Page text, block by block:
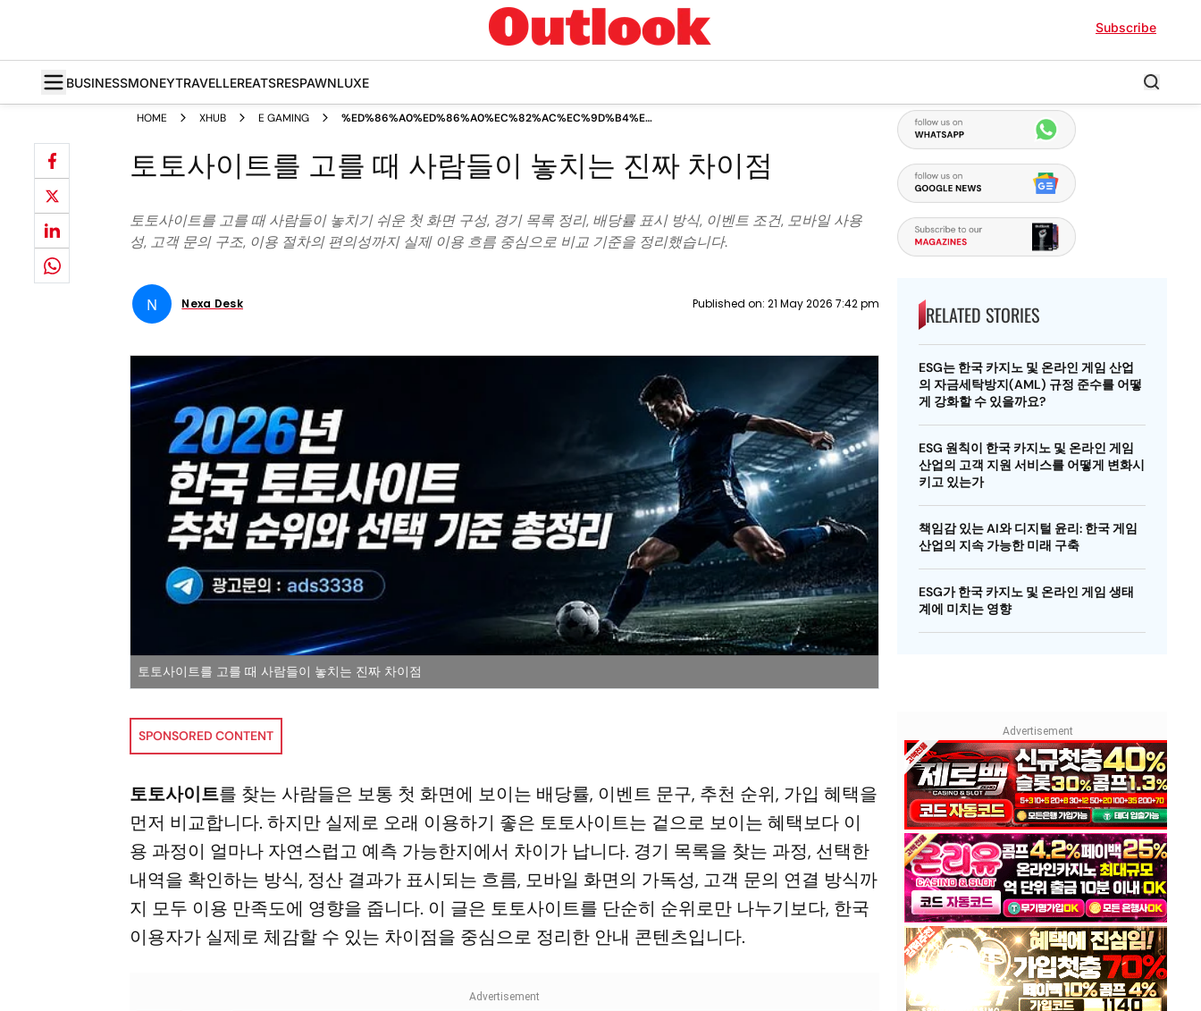
Subscribe
BUSINESSMONEYTRAVELLEREATSRESPAWNLUXE
HOME XHUB E GAMING
%ED%86%A0%ED%86%A0%EC%82%AC%EC%9D%B4%ED%8A%B8
%EB%B9%84%EA%B5%90%EA%B8%B0%EC%A4%80
토토사이트를 고를 때 사람들이 놓치는 진짜 차이점
토토사이트를 고를 때 사람들이 놓치기 쉬운 첫 화면 구성, 경기 목록 정리, 배당률 표시 방식, 이벤트 조건, 모바일 사용
성, 고객 문의 구조, 이용 절차의 편의성까지 실제 이용 흐름 중심으로 비교 기준을 정리했습니다.
N Nexa Desk Published on: 21 May 2026 7:42 pm
토토사이트를 고를 때 사람들이 놓치는 진짜 차이점
SPONSORED CONTENT
토토사이트를 찾는 사람들은 보통 첫 화면에 보이는 배당률, 이벤트 문구, 추천 순위, 가입 혜택을
먼저 비교합니다. 하지만 실제로 오래 이용하기 좋은 토토사이트는 겉으로 보이는 혜택보다 이
용 과정이 얼마나 자연스럽고 예측 가능한지에서 차이가 납니다. 경기 목록을 찾는 과정, 선택한
내역을 확인하는 방식, 정산 결과가 표시되는 흐름, 모바일 화면의 가독성, 고객 문의 연결 방식까
지 모두 이용 만족도에 영향을 줍니다. 이 글은 토토사이트를 단순히 순위로만 나누기보다, 한국
이용자가 실제로 체감할 수 있는 차이점을 중심으로 정리한 안내 콘텐츠입니다.
RELATED STORIES
ESG는 한국 카지노 및 온라인 게임 산업
의 자금세탁방지(AML) 규정 준수를 어떻
게 강화할 수 있을까요?
ESG 원칙이 한국 카지노 및 온라인 게임
산업의 고객 지원 서비스를 어떻게 변화시
키고 있는가
책임감 있는 AI와 디지털 윤리: 한국 게임
산업의 지속 가능한 미래 구축
ESG가 한국 카지노 및 온라인 게임 생태
계에 미치는 영향